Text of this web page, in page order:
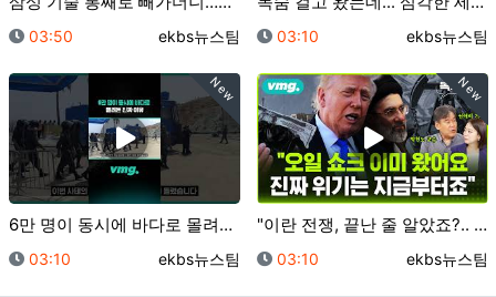
등록일
03:50 등록자
ekbs뉴스팀 등록일
03:10 등록자
ekbs뉴스팀
New
6만 명이 동시에 바다로 몰려든 진짜 이유 / 비디오머…
등록일
03:10 등록자
ekbs뉴스팀
New
"이란 전쟁, 끝난 줄 알았죠?.. 진짜 위기는 지금부…
등록일
03:10 등록자
ekbs뉴스팀